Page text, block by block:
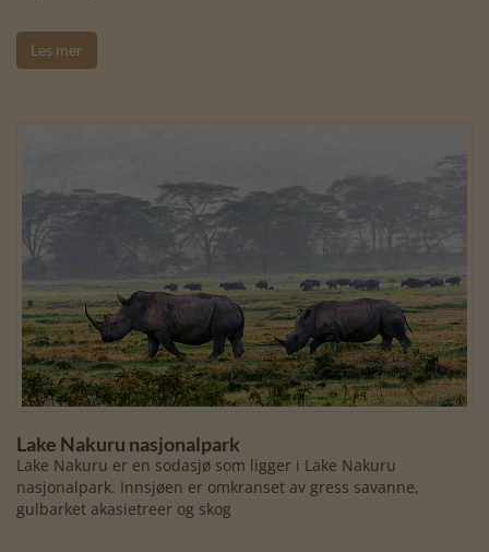
Les mer
Lake Nakuru nasjonalpark
Lake Nakuru er en sodasjø som ligger i Lake Nakuru
nasjonalpark. Innsjøen er omkranset av gress savanne,
gulbarket akasietreer og skog